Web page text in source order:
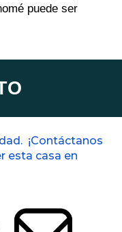
puede ser
¡Contáctanos
esta casa en